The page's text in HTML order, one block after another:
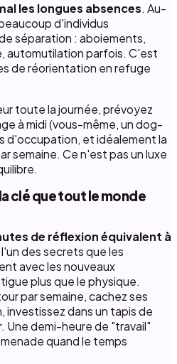
les longues absences. Au-
d'individus
séparation : aboiements,
automutilation parfois. C'est
de réorientation en refuge
toute la journée, prévoyez
à midi (vous-même, un dog-
d'occupation, et idéalement la
semaine. Ce n'est pas un luxe
clé que tout le monde
de réflexion équivalent à
des secrets que les
avec les nouveaux
plus que le physique.
par semaine, cachez ses
investissez dans un tapis de
Une demi-heure de "travail"
quand le temps